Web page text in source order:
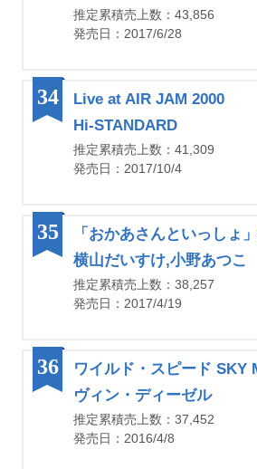
推定累積売上数：43,856
発売日：2017/6/28
Live at AIR JAM 2000
Hi-STANDARD
推定累積売上数：41,309
発売日：2017/10/4
34
「おかあさんといっしょ
横山だいすけ,小野あつこ
推定累積売上数：38,257
発売日：2017/4/19
35
ワイルド・スピード SKY
ヴィン・ディーゼル
推定累積売上数：37,452
発売日：2016/4/8
36